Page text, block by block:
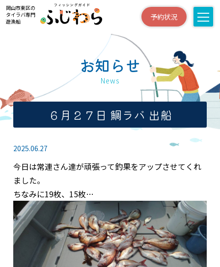
岡山市東区の
タイラバ専門
遊漁船
予約状況
お知らせ
News
６月２７日 鯛ラバ 出船
2025.06.27
今日は常連さん達が頑張って釣果をアップさせてくれ
ました。
ちなみに19枚、15枚…